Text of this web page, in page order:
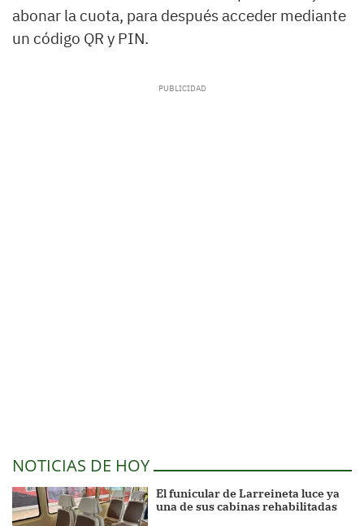
abonar la cuota, para después acceder mediante
un código QR y PIN.
NOTICIAS DE HOY
El funicular de Larreineta luce ya
una de sus cabinas rehabilitadas